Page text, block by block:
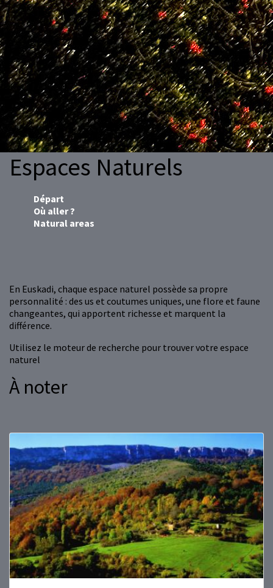
Espaces Naturels
Départ
Où aller ?
Natural areas
En Euskadi, chaque espace naturel possède sa propre
personnalité : des us et coutumes uniques, une flore et faune
changeantes, qui apportent richesse et marquent la
différence.
Utilisez le moteur de recherche pour trouver votre espace
naturel
À noter